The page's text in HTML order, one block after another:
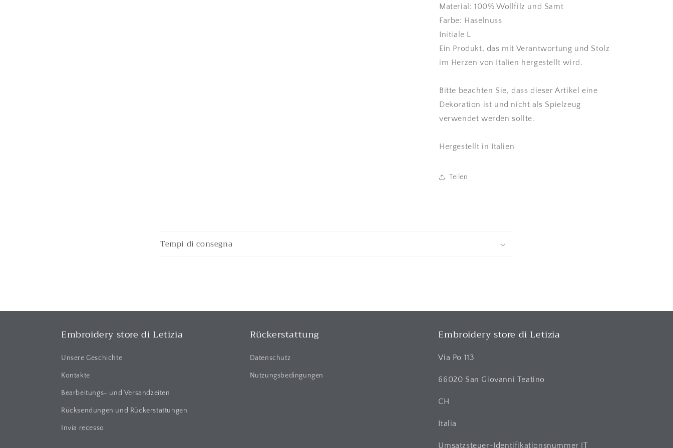
Material: 100% Wollfilz und Samt
Farbe: Haselnuss
Initiale L
Ein Produkt, das mit Verantwortung und Stolz
im Herzen von Italien hergestellt wird.
Bitte beachten Sie, dass dieser Artikel eine
Dekoration ist und nicht als Spielzeug
verwendet werden sollte.
Hergestellt in Italien
Teilen
E
a
p
r
e
Tempi di consegna
Embroidery store di Letizia
Unsere Geschichte
Kontakte
Bearbeitungs- und Versandzeiten
Rücksendungen und Rückerstattungen
Invia recesso
Rückerstattung
Datenschutz
Nutzungsbedingungen
Embroidery store di Letizia
Via Po 113
66020 San Giovanni Teatino
CH
Italia
Umsatzsteuer-Identifikationsnummer IT